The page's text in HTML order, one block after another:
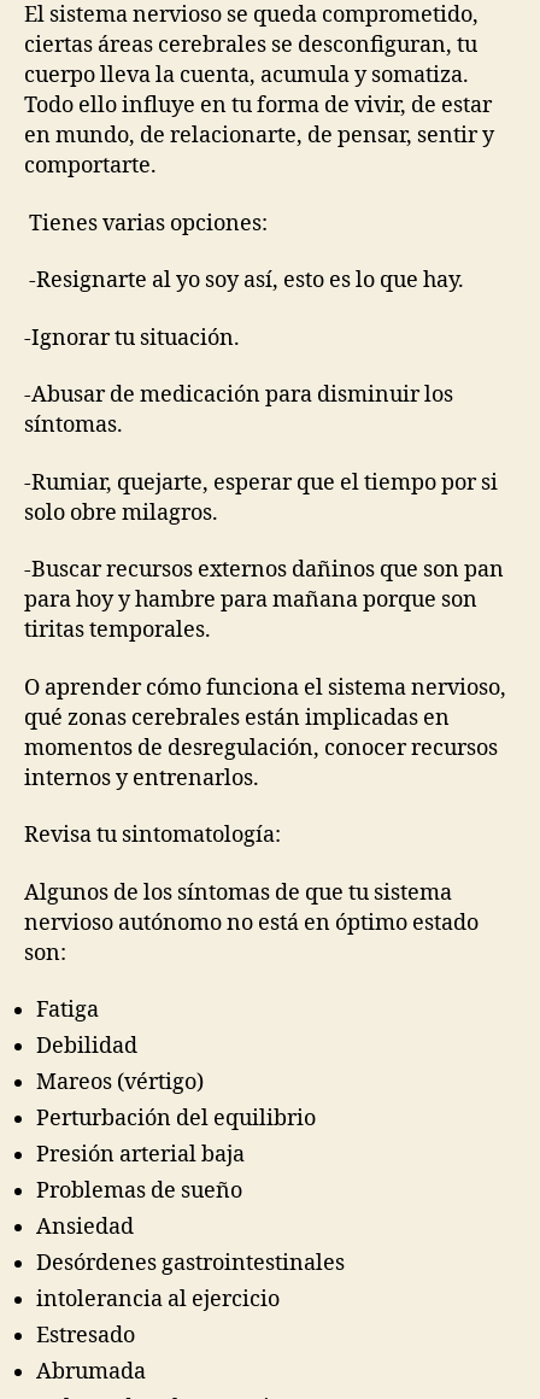
El sistema nervioso se queda comprometido,
ciertas áreas cerebrales se desconfiguran, tu
cuerpo lleva la cuenta, acumula y somatiza.
Todo ello influye en tu forma de vivir, de estar
en mundo, de relacionarte, de pensar, sentir y
comportarte.
Tienes varias opciones:
-Resignarte al yo soy así, esto es lo que hay.
-Ignorar tu situación.
-Abusar de medicación para disminuir los
síntomas.
-Rumiar, quejarte, esperar que el tiempo por si
solo obre milagros.
-Buscar recursos externos dañinos que son pan
para hoy y hambre para mañana porque son
tiritas temporales.
O aprender cómo funciona el sistema nervioso,
qué zonas cerebrales están implicadas en
momentos de desregulación, conocer recursos
internos y entrenarlos.
Revisa tu sintomatología:
Algunos de los síntomas de que tu sistema
nervioso autónomo no está en óptimo estado
son:
Fatiga
Debilidad
Mareos (vértigo)
Perturbación del equilibrio
Presión arterial baja
Problemas de sueño
Ansiedad
Desórdenes gastrointestinales
intolerancia al ejercicio
Estresado
Abrumada